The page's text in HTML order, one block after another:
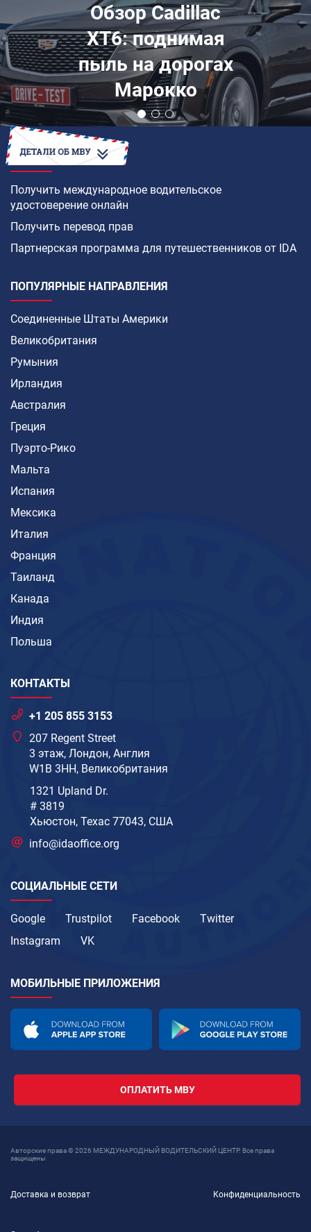
Обзор Cadillac
XT6: поднимая
пыль на дорогах
Марокко
КАК
Получить международное водительское
удостоверение онлайн
Получить перевод прав
Партнерская программа для путешественников от IDA
ПОПУЛЯРНЫЕ НАПРАВЛЕНИЯ
Соединенные Штаты Америки
Великобритания
Румыния
Ирландия
Австралия
Греция
Пуэрто-Рико
Мальта
Испания
Мексика
Италия
Франция
Таиланд
Канада
Индия
Польша
КОНТАКТЫ
+1 205 855 3153
207 Regent Street
3 этаж, Лондон, Англия
W1B 3HH, Великобритания
1321 Upland Dr.
# 3819
Хьюстон, Техас 77043, США
info@idaoffice.org
СОЦИАЛЬНЫЕ СЕТИ
Google Trustpilot Facebook
Twitter
Instagram
VK
МОБИЛЬНЫЕ ПРИЛОЖЕНИЯ
ОПЛАТИТЬ МВУ
Авторские права © 2026 МЕЖДУНАРОДНЫЙ ВОДИТЕЛЬСКИЙ ЦЕНТР. Все права
защищены
Доставка и возврат Конфиденциальность